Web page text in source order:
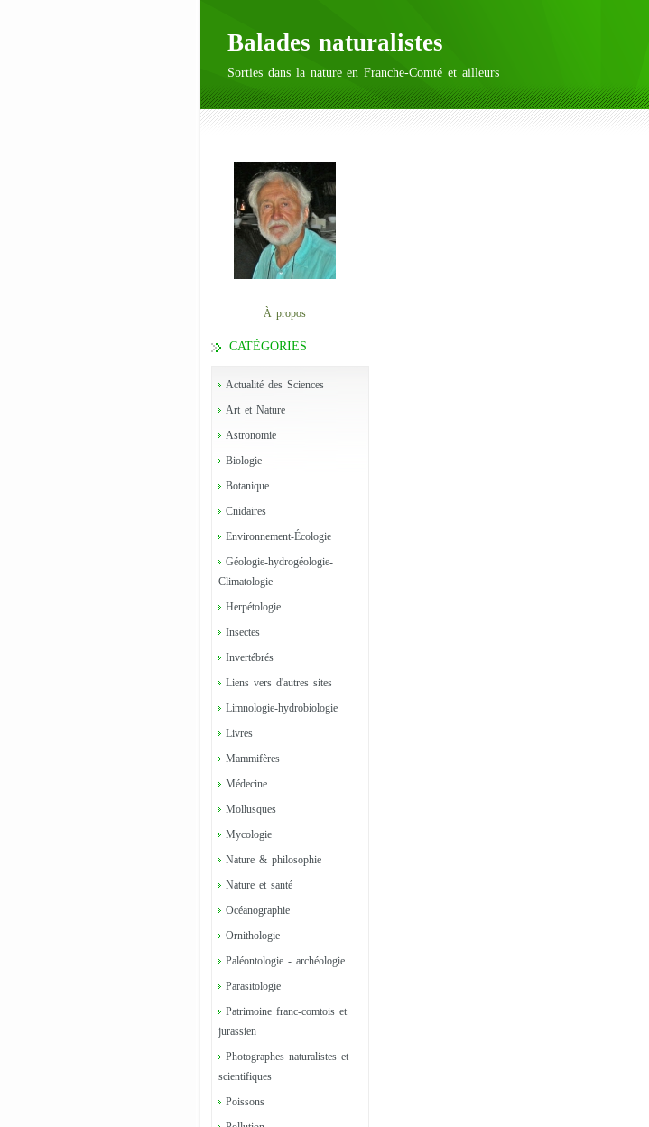
Balades naturalistes
Sorties dans la nature en Franche-Comté et ailleurs
À propos
CATÉGORIES
Actualité des Sciences
Art et Nature
Astronomie
Biologie
Botanique
Cnidaires
Environnement-Écologie
Géologie-hydrogéologie-
Climatologie
Herpétologie
Insectes
Invertébrés
Liens vers d'autres sites
Limnologie-hydrobiologie
Livres
Mammifères
Médecine
Mollusques
Mycologie
Nature & philosophie
Nature et santé
Océanographie
Ornithologie
Paléontologie - archéologie
Parasitologie
Patrimoine franc-comtois et
jurassien
Photographes naturalistes et
scientifiques
Poissons